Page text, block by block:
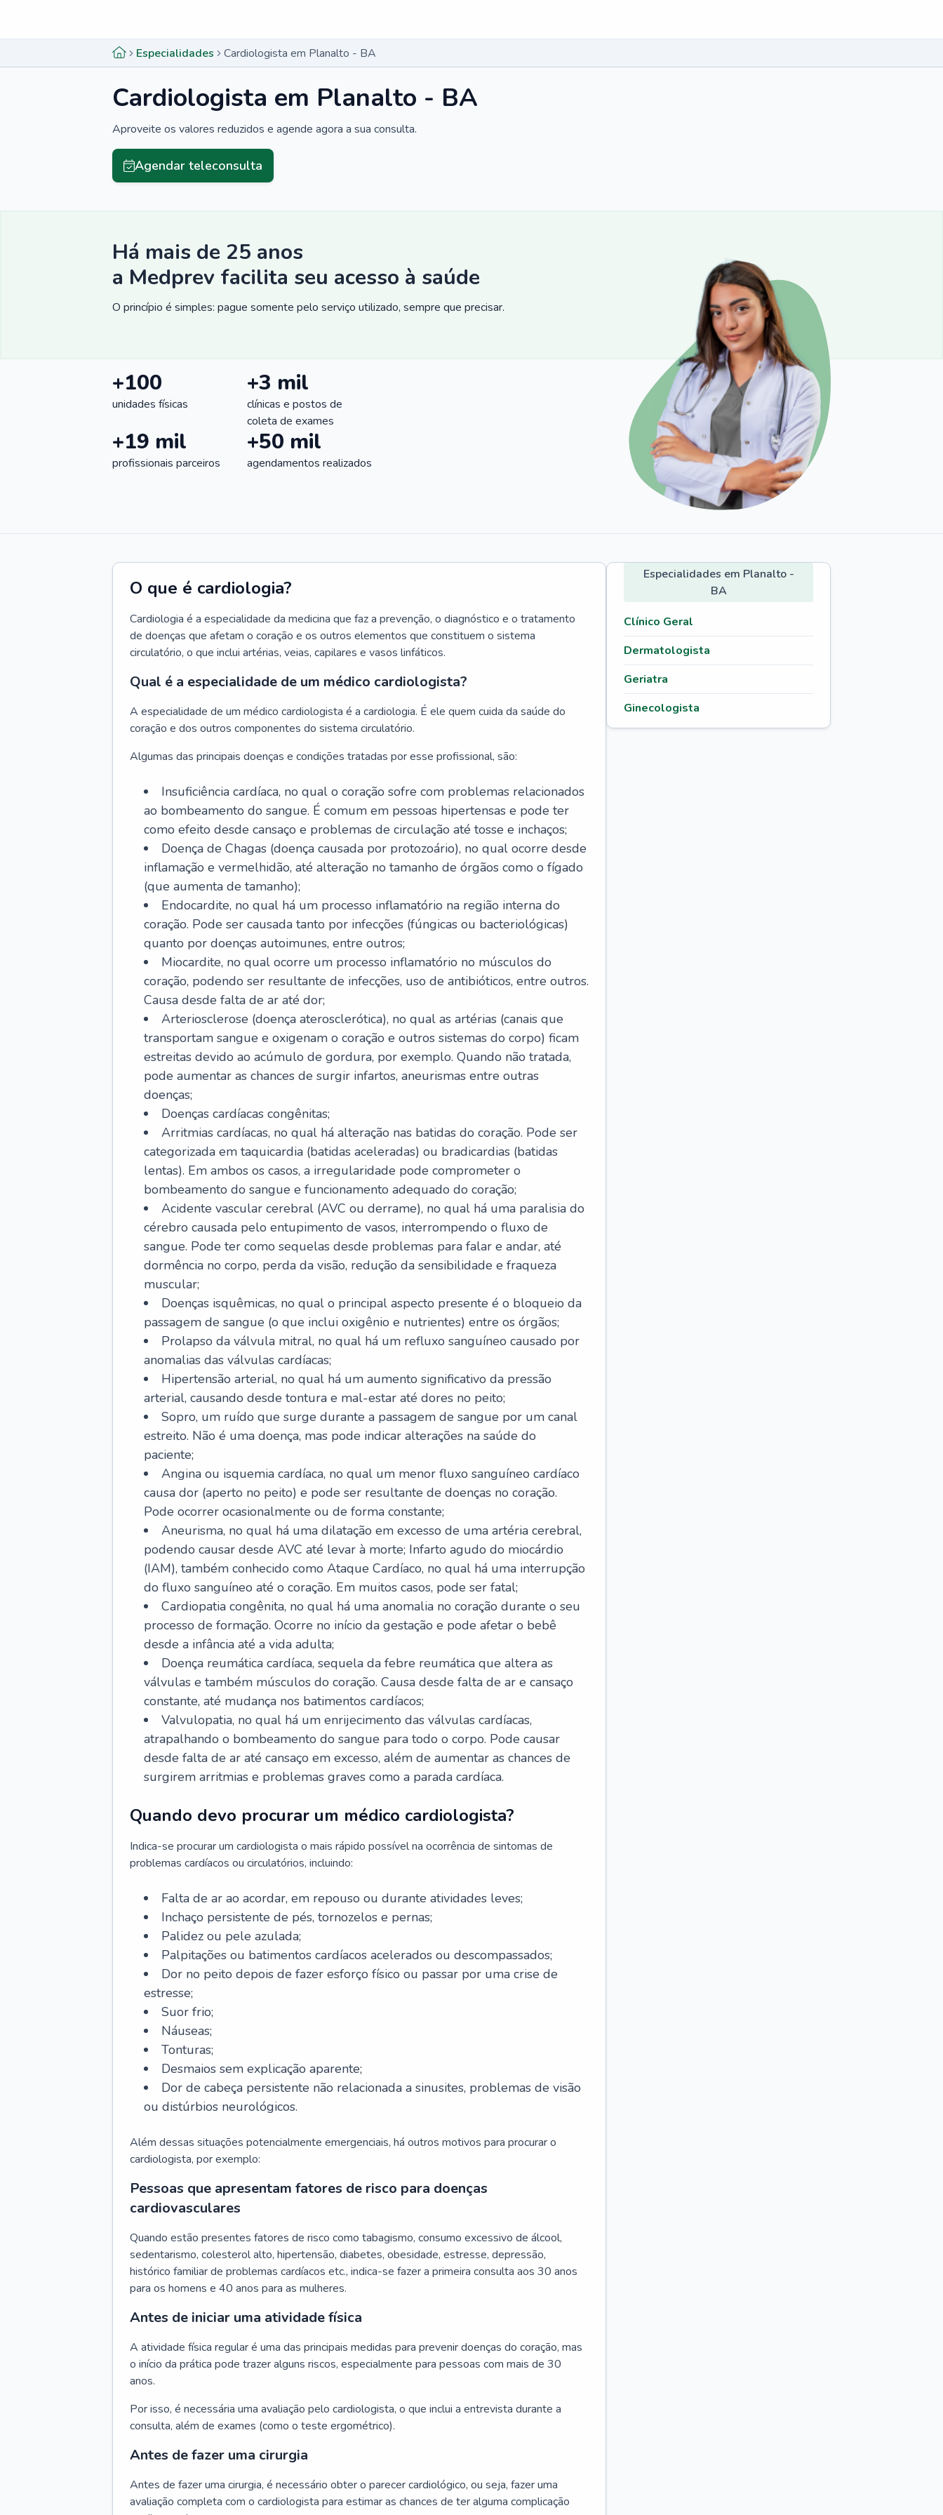
Especialidades Cardiologista em Planalto - BA
Cardiologista em Planalto - BA
Aproveite os valores reduzidos e agende agora a sua consulta.
Agendar teleconsulta
Há mais de 25 anos
a Medprev facilita seu acesso à saúde
O princípio é simples: pague somente pelo serviço utilizado, sempre que precisar.
+100
unidades físicas
+3 mil
clínicas e postos de
coleta de exames
+19 mil
profissionais parceiros
+50 mil
agendamentos realizados
O que é cardiologia?
Cardiologia é a especialidade da medicina que faz a prevenção, o diagnóstico e o tratamento
de doenças que afetam o coração e os outros elementos que constituem o sistema
circulatório, o que inclui artérias, veias, capilares e vasos linfáticos.
Qual é a especialidade de um médico cardiologista?
A especialidade de um médico cardiologista é a cardiologia. É ele quem cuida da saúde do
coração e dos outros componentes do sistema circulatório.
Algumas das principais doenças e condições tratadas por esse profissional, são:
Insuficiência cardíaca, no qual o coração sofre com problemas relacionados
ao bombeamento do sangue. É comum em pessoas hipertensas e pode ter
como efeito desde cansaço e problemas de circulação até tosse e inchaços;
Doença de Chagas (doença causada por protozoário), no qual ocorre desde
inflamação e vermelhidão, até alteração no tamanho de órgãos como o fígado
(que aumenta de tamanho);
Endocardite, no qual há um processo inflamatório na região interna do
coração. Pode ser causada tanto por infecções (fúngicas ou bacteriológicas)
quanto por doenças autoimunes, entre outros;
Miocardite, no qual ocorre um processo inflamatório no músculos do
coração, podendo ser resultante de infecções, uso de antibióticos, entre outros.
Causa desde falta de ar até dor;
Arteriosclerose (doença aterosclerótica), no qual as artérias (canais que
transportam sangue e oxigenam o coração e outros sistemas do corpo) ficam
estreitas devido ao acúmulo de gordura, por exemplo. Quando não tratada,
pode aumentar as chances de surgir infartos, aneurismas entre outras
doenças;
Doenças cardíacas congênitas;
Arritmias cardíacas, no qual há alteração nas batidas do coração. Pode ser
categorizada em taquicardia (batidas aceleradas) ou bradicardias (batidas
lentas). Em ambos os casos, a irregularidade pode comprometer o
bombeamento do sangue e funcionamento adequado do coração;
Acidente vascular cerebral (AVC ou derrame), no qual há uma paralisia do
cérebro causada pelo entupimento de vasos, interrompendo o fluxo de
sangue. Pode ter como sequelas desde problemas para falar e andar, até
dormência no corpo, perda da visão, redução da sensibilidade e fraqueza
muscular;
Doenças isquêmicas, no qual o principal aspecto presente é o bloqueio da
passagem de sangue (o que inclui oxigênio e nutrientes) entre os órgãos;
Prolapso da válvula mitral, no qual há um refluxo sanguíneo causado por
anomalias das válvulas cardíacas;
Hipertensão arterial, no qual há um aumento significativo da pressão
arterial, causando desde tontura e mal-estar até dores no peito;
Sopro, um ruído que surge durante a passagem de sangue por um canal
estreito. Não é uma doença, mas pode indicar alterações na saúde do
paciente;
Angina ou isquemia cardíaca, no qual um menor fluxo sanguíneo cardíaco
causa dor (aperto no peito) e pode ser resultante de doenças no coração.
Pode ocorrer ocasionalmente ou de forma constante;
Aneurisma, no qual há uma dilatação em excesso de uma artéria cerebral,
podendo causar desde AVC até levar à morte; Infarto agudo do miocárdio
(IAM), também conhecido como Ataque Cardíaco, no qual há uma interrupção
do fluxo sanguíneo até o coração. Em muitos casos, pode ser fatal;
Cardiopatia congênita, no qual há uma anomalia no coração durante o seu
processo de formação. Ocorre no início da gestação e pode afetar o bebê
desde a infância até a vida adulta;
Doença reumática cardíaca, sequela da febre reumática que altera as
válvulas e também músculos do coração. Causa desde falta de ar e cansaço
constante, até mudança nos batimentos cardíacos;
Valvulopatia, no qual há um enrijecimento das válvulas cardíacas,
atrapalhando o bombeamento do sangue para todo o corpo. Pode causar
desde falta de ar até cansaço em excesso, além de aumentar as chances de
surgirem arritmias e problemas graves como a parada cardíaca.
Quando devo procurar um médico cardiologista?
Indica-se procurar um cardiologista o mais rápido possível na ocorrência de sintomas de
problemas cardíacos ou circulatórios, incluindo:
Falta de ar ao acordar, em repouso ou durante atividades leves;
Inchaço persistente de pés, tornozelos e pernas;
Palidez ou pele azulada;
Palpitações ou batimentos cardíacos acelerados ou descompassados;
Dor no peito depois de fazer esforço físico ou passar por uma crise de
estresse;
Suor frio;
Náuseas;
Tonturas;
Desmaios sem explicação aparente;
Dor de cabeça persistente não relacionada a sinusites, problemas de visão
ou distúrbios neurológicos.
Além dessas situações potencialmente emergenciais, há outros motivos para procurar o
cardiologista, por exemplo:
Pessoas que apresentam fatores de risco para doenças
cardiovasculares
Quando estão presentes fatores de risco como tabagismo, consumo excessivo de álcool,
sedentarismo, colesterol alto, hipertensão, diabetes, obesidade, estresse, depressão,
histórico familiar de problemas cardíacos etc., indica-se fazer a primeira consulta aos 30 anos
para os homens e 40 anos para as mulheres.
Antes de iniciar uma atividade física
A atividade física regular é uma das principais medidas para prevenir doenças do coração, mas
o início da prática pode trazer alguns riscos, especialmente para pessoas com mais de 30
anos.
Por isso, é necessária uma avaliação pelo cardiologista, o que inclui a entrevista durante a
consulta, além de exames (como o teste ergométrico).
Antes de fazer uma cirurgia
Antes de fazer uma cirurgia, é necessário obter o parecer cardiológico, ou seja, fazer uma
avaliação completa com o cardiologista para estimar as chances de ter alguma complicação
Especialidades em Planalto -
BA
Clínico Geral
Dermatologista
Geriatra
Ginecologista